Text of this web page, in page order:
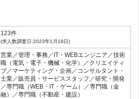
123件
(求人数調査日:2023年1月18日)
営業／管理・事務／IT・WEBエンジニア／技術
職（電気・電子・機械・化学）／クリエイティ
ブ／マーケティング・企画／コンサルタント・
士業／販売員・サービススタッフ／研究・開発
／専門職（WEB・IT・ゲーム）／専門職（金
融）／専門職（不動産・建設）